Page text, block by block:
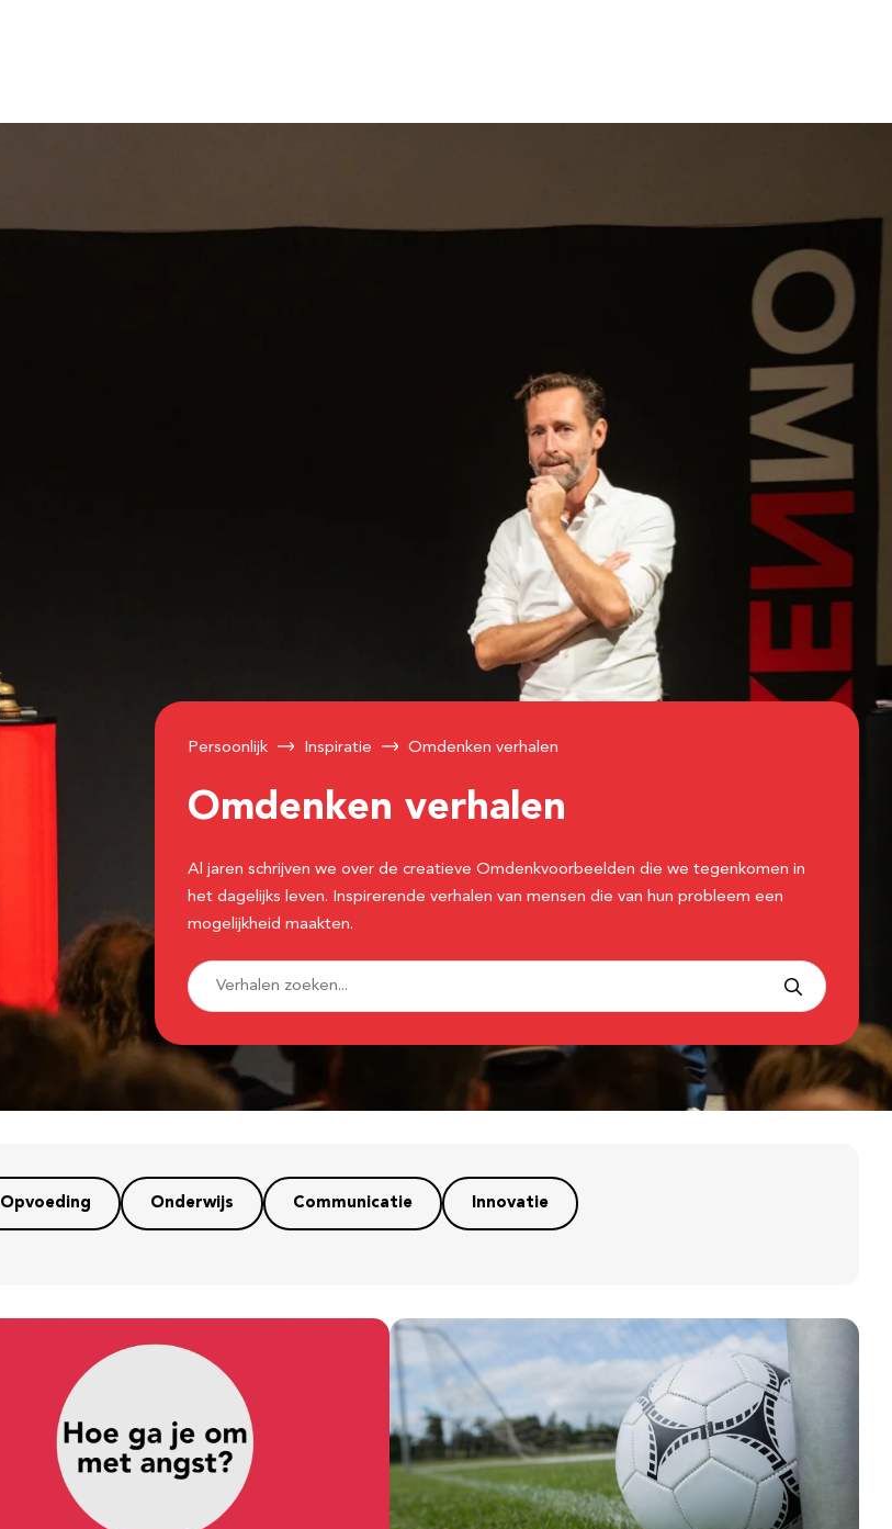
Persoonlijk Inspiratie Omdenken verhalen
Omdenken verhalen
Al jaren schrijven we over de creatieve Omdenkvoorbeelden die we tegenkomen in
het dagelijks leven. Inspirerende verhalen van mensen die van hun probleem een
mogelijkheid maakten.
Opvoeding Onderwijs Communicatie Innovatie